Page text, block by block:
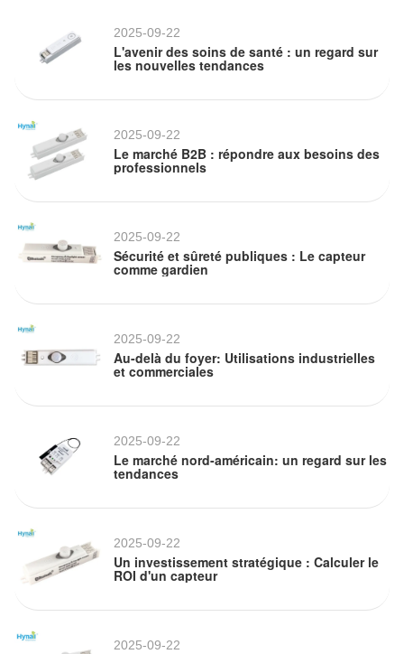
2025-09-22
L'avenir des soins de santé : un regard sur
les nouvelles tendances
2025-09-22
Le marché B2B : répondre aux besoins des
professionnels
2025-09-22
Sécurité et sûreté publiques : Le capteur
comme gardien
2025-09-22
Au-delà du foyer: Utilisations industrielles
et commerciales
2025-09-22
Le marché nord-américain: un regard sur les
tendances
2025-09-22
Un investissement stratégique : Calculer le
ROI d'un capteur
2025-09-22